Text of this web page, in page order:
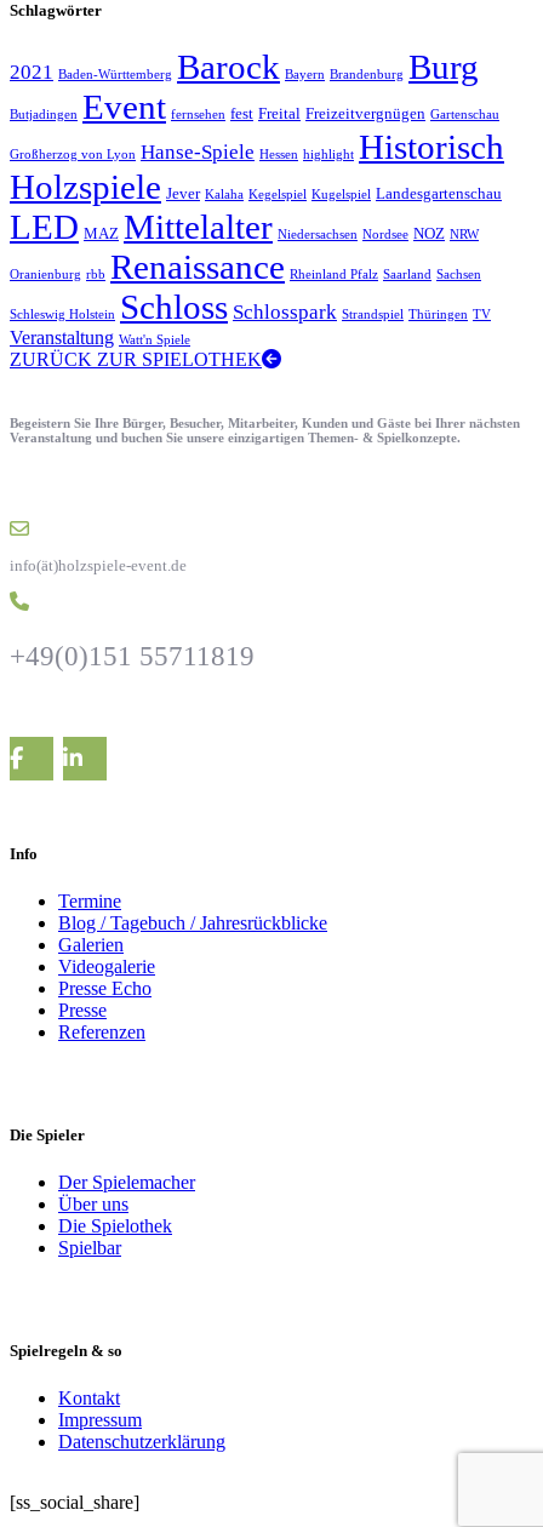
Schlagwörter
2021 Baden-Württemberg Barock Bayern Brandenburg Burg
Butjadingen Event fernsehen fest Freital Freizeitvergnügen Gartenschau
Großherzog von Lyon Hanse-Spiele Hessen highlight Historisch
Holzspiele Jever Kalaha Kegelspiel Kugelspiel Landesgartenschau
LED MAZ Mittelalter Niedersachsen Nordsee NOZ NRW
Oranienburg rbb Renaissance Rheinland Pfalz Saarland Sachsen
Schleswig Holstein Schloss Schlosspark Strandspiel Thüringen TV
Veranstaltung Watt'n Spiele
ZURÜCK ZUR SPIELOTHEK
Begeistern Sie Ihre Bürger, Besucher, Mitarbeiter, Kunden und Gäste bei Ihrer nächsten
Veranstaltung und buchen Sie unsere einzigartigen Themen- & Spielkonzepte.
info(ät)holzspiele-event.de
+49(0)151 55711819
Info
Termine
Blog / Tagebuch / Jahresrückblicke
Galerien
Videogalerie
Presse Echo
Presse
Referenzen
Die Spieler
Der Spielemacher
Über uns
Die Spielothek
Spielbar
Spielregeln & so
Kontakt
Impressum
Datenschutzerklärung
[ss_social_share]